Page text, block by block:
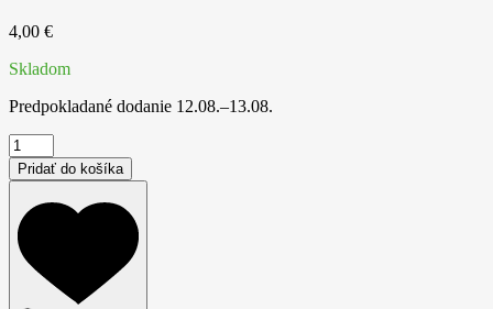
4,00 €
Skladom
Predpokladané dodanie 12.08.–13.08.
množstvo
Kompatibilná
atramentová
náplň
LC3217Y,
9ml
listov
tlačiarne
Pridať do košíka